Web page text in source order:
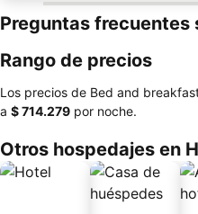
Preguntas frecuentes
Rango de precios
Los precios de Bed and
a ‎$ 714.279 por noche.
Otros hospedajes en